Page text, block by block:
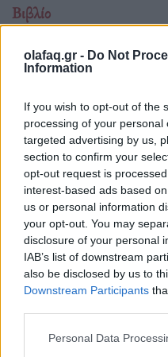
olafaq.gr - Do Not
Information
If you wish to opt-out of the
processing of your
targeted advertising by us,
section to confirm your
opt-out request is
interest-based ads based
us or personal information
your opt-out. You may
disclosure of your personal
IAB’s list of downstream
also be disclosed by us to
Downstream Participants
Personal Data
Βιβλίο
Marjane Satrapi:
επαναστάτρια. Λέω
04.06.26
Η Ιρανή συγγραφέας του
πέθανε σε ηλικία 56 ετών.